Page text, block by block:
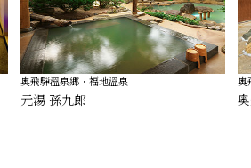
奥飛騨溫泉郷・福地溫泉
元湯 孫九郎
奥